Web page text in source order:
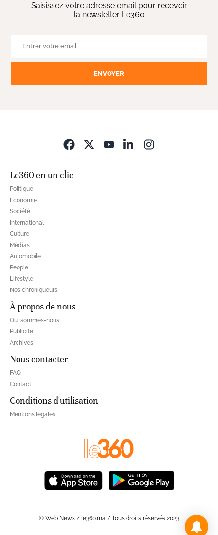
Saisissez votre adresse email pour recevoir
la newsletter Le360
ENVOYER
Le360 en un clic
Politique
Economie
Société
International
Culture
Médias
Automobile
People
Lifestyle
Nos chroniqueurs
À propos de nous
Qui sommes-nous
Publicité
Archives
Nous contacter
FAQ
Contact
Conditions d'utilisation
Mentions légales
© Web News / le360.ma / Tous droits réservés 2023